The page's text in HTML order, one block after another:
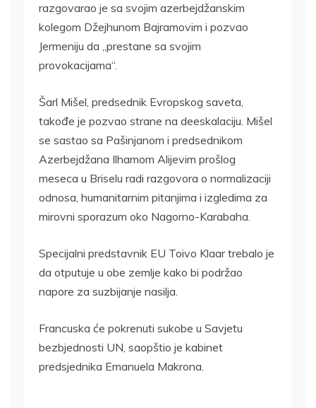
razgovarao je sa svojim azerbejdžanskim
kolegom Džejhunom Bajramovim i pozvao
Jermeniju da „prestane sa svojim
provokacijama“.
Šarl Mišel, predsednik Evropskog saveta,
takođe je pozvao strane na deeskalaciju. Mišel
se sastao sa Pašinjanom i predsednikom
Azerbejdžana Ilhamom Alijevim prošlog
meseca u Briselu radi razgovora o normalizaciji
odnosa, humanitarnim pitanjima i izgledima za
mirovni sporazum oko Nagorno-Karabaha.
Specijalni predstavnik EU Toivo Klaar trebalo je
da otputuje u obe zemlje kako bi podržao
napore za suzbijanje nasilja.
Francuska će pokrenuti sukobe u Savjetu
bezbjednosti UN, saopštio je kabinet
predsjednika Emanuela Makrona.